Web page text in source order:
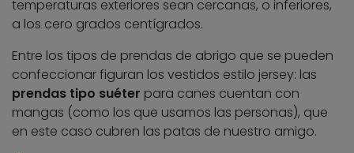
temperaturas exteriores sean cercanas, o inferiores,
a los cero grados centígrados.
Entre los tipos de prendas de abrigo que se pueden
confeccionar figuran los vestidos estilo jersey: las
prendas tipo suéter para canes cuentan con
mangas (como los que usamos las personas), que
en este caso cubren las patas de nuestro amigo.